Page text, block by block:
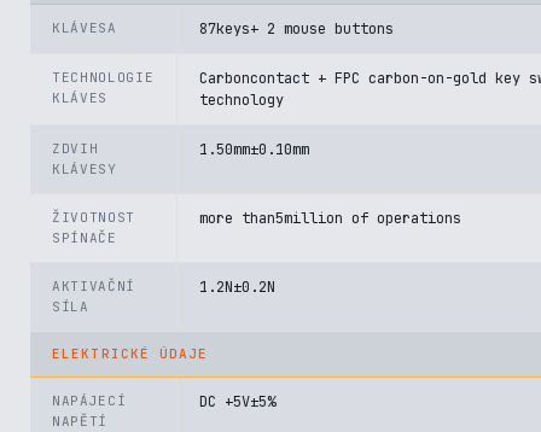
KLÁVESA 87keys+ 2 mouse buttons
TECHNOLOGIE
KLÁVES
Carboncontact + FPC carbon-on-gold key
technology
ZDVIH
KLÁVESY
1.50mm±0.10mm
ŽIVOTNOST
SPÍNAČE
more than5million of operations
AKTIVAČNÍ
SÍLA
1.2N±0.2N
ELEKTRICKÉ ÚDAJE
NAPÁJECÍ
NAPĚTÍ
DC +5V±5%